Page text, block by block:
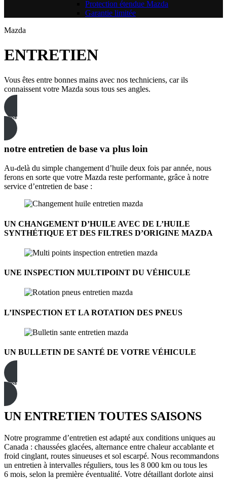
Protection étendue Mazda
Garantie limitée
Mazda
ENTRETIEN
Vous êtes entre bonnes mains avec nos techniciens, car ils
connaissent votre Mazda sous tous ses angles.
prenez rendez-vous au service
notre entretien de base va plus loin
Au-delà du simple changement d’huile deux fois par année, nous
ferons en sorte que votre Mazda reste performante, grâce à notre
service d’entretien de base :
UN CHANGEMENT D’HUILE AVEC DE L’HUILE
SYNTHÉTIQUE ET DES FILTRES D’ORIGINE MAZDA
UNE INSPECTION MULTIPOINT DU VÉHICULE
L’INSPECTION ET LA ROTATION DES PNEUS
UN BULLETIN DE SANTÉ DE VOTRE VÉHICULE
prenez rendez-vous au service
UN ENTRETIEN TOUTES SAISONS
Notre programme d’entretien est adapté aux conditions uniques au
Canada : chaussées glacées, alternance entre chaleur accablante et
froid cinglant, routes sinueuses et sol escarpé. Nous recommandons
un entretien à intervalles réguliers, tous les 8 000 km ou tous les
6 mois, selon la première éventualité. Votre détaillant dorlote ainsi